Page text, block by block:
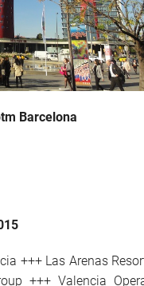
Barcelona
+++ Las Arenas
+++ Valencia